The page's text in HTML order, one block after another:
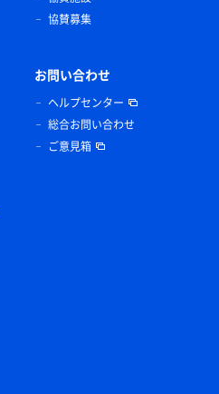
協賛募集
お問い合わせ
ヘルプセンター
総合お問い合わせ
ご意見箱